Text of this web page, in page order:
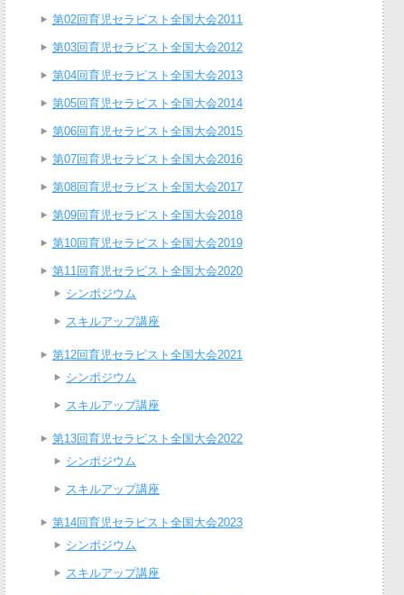
第02回育児セラピスト全国大会2011
第03回育児セラピスト全国大会2012
第04回育児セラピスト全国大会2013
第05回育児セラピスト全国大会2014
第06回育児セラピスト全国大会2015
第07回育児セラピスト全国大会2016
第08回育児セラピスト全国大会2017
第09回育児セラピスト全国大会2018
第10回育児セラピスト全国大会2019
第11回育児セラピスト全国大会2020
シンポジウム
スキルアップ講座
第12回育児セラピスト全国大会2021
シンポジウム
スキルアップ講座
第13回育児セラピスト全国大会2022
シンポジウム
スキルアップ講座
第14回育児セラピスト全国大会2023
シンポジウム
スキルアップ講座